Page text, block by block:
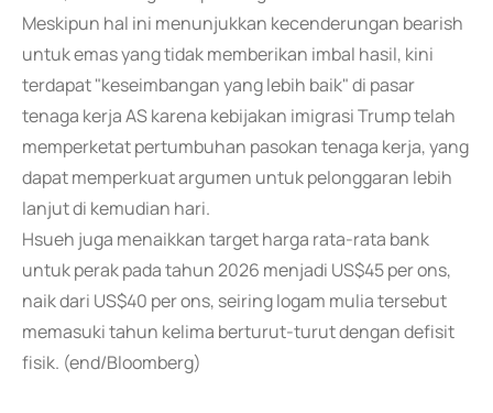
Meskipun hal ini menunjukkan kecenderungan bearish
untuk emas yang tidak memberikan imbal hasil, kini
terdapat "keseimbangan yang lebih baik" di pasar
tenaga kerja AS karena kebijakan imigrasi Trump telah
memperketat pertumbuhan pasokan tenaga kerja, yang
dapat memperkuat argumen untuk pelonggaran lebih
lanjut di kemudian hari.
Hsueh juga menaikkan target harga rata-rata bank
untuk perak pada tahun 2026 menjadi US$45 per ons,
naik dari US$40 per ons, seiring logam mulia tersebut
memasuki tahun kelima berturut-turut dengan defisit
fisik. (end/Bloomberg)